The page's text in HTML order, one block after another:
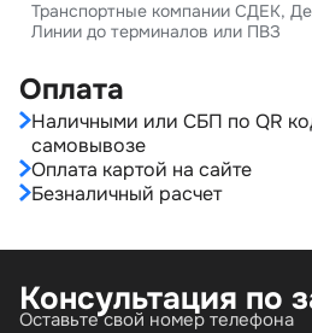
Транспортные компании СДЕК,
Линии до терминалов или ПВЗ
Оплата
Наличными или СБП по QR
самовывозе
Оплата картой на сайте
Безналичный расчет
Консультация по
Оставьте свой номер телефона